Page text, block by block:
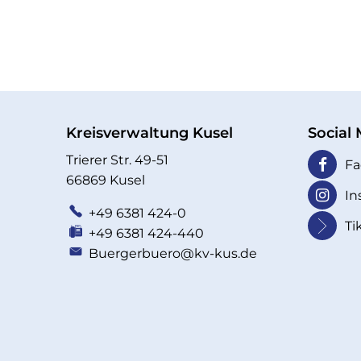
Kreisverwaltung Kusel
Trierer Str. 49-51
66869 Kusel
+49 6381 424-0
+49 6381 424-440
Buergerbuero@kv-kus.de
Social